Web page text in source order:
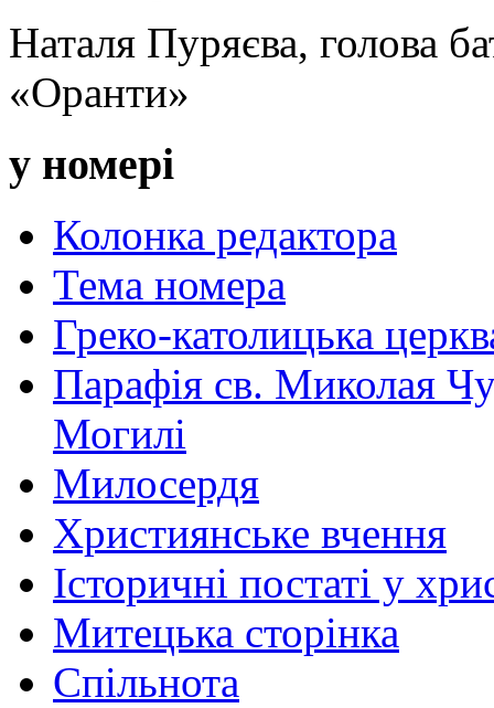
Наталя Пуряєва, голова
«Оранти»
у номері
Колонка редактора
Тема номера
Греко-католицька
Парафія св. Миколая
Могилі
Милосердя
Християнське вчення
Історичні постаті у
Митецька сторінка
Спільнота